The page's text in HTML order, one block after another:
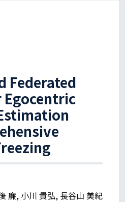
Federated
廉, 小川 貴弘, 長谷山 美紀